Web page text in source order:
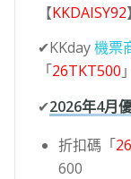
【KKDAISY92
✔KKday機票
「26TKT500
✔2026年4月
折扣碼「
600